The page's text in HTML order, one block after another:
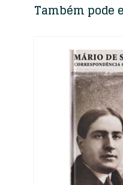
Também pode